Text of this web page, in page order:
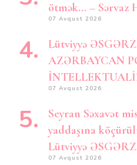
ötmək… – Sərvaz
07 Avqust 2026
Lütviyyə
AZƏRBAYCAN
07 Avqust 2026
Seyran Səxavət
yaddaşına
Lütviyyə
07 Avqust 2026